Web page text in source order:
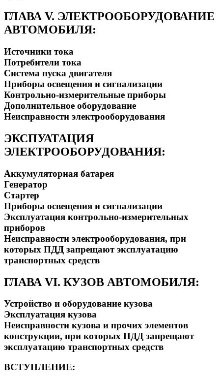
ГЛАВА V. ЭЛЕКТРООБОРУДОВАНИЕ
АВТОМОБИЛЯ:
Источники тока
Потребители тока
Система пуска двигателя
Приборы освещения и сигнализации
Контрольно-измерительные приборы
Дополнительное оборудование
Неисправности электрооборудования
ЭКСПУАТАЦИЯ
ЭЛЕКТРООБОРУДОВАНИЯ:
Аккумуляторная батарея
Генератор
Стартер
Приборы освещения и сигнализации
Эксплуатация контрольно-измерительных
приборов
Неисправности электрооборудования, при
которых ПДД запрещают эксплуатацию
транспортных средств
ГЛАВА VI. КУЗОВ АВТОМОБИЛЯ:
Устройство и оборудование кузова
Эксплуатация кузова
Неисправности кузова и прочих элементов
конструкции, при которых ПДД запрещают
эксплуатацию транспортных средств
ВСТУПЛЕНИЕ: